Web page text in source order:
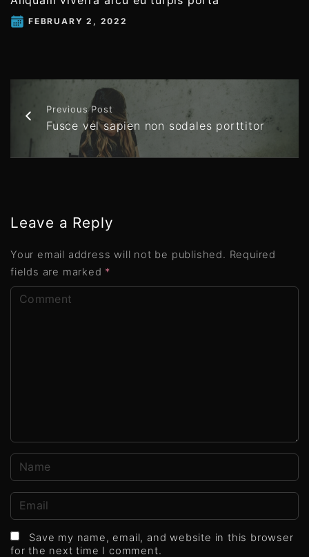
FEBRUARY 2, 2022
Previous Post
Fusce vel sapien non sodales porttitor
Leave a Reply
Your email address will not be published. Required
fields are marked *
a
m
*
m
a
i
Save my name, email, and website in this browser
for the next time I comment.